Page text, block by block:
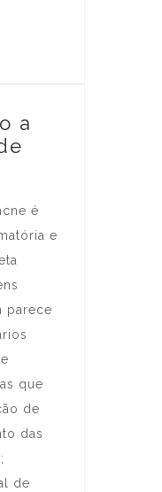
a
é
e
parece
que
de
das
de